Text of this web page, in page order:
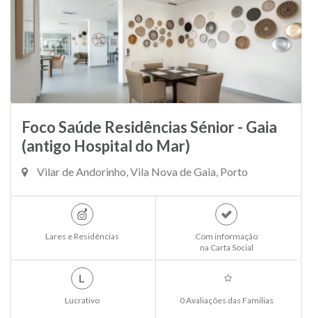
Foco Saúde Residências Sénior - Gaia
(antigo Hospital do Mar)
Vilar de Andorinho, Vila Nova de Gaia, Porto
Lares e Residências
Com informação
na Carta Social
L
Lucrativo 0 Avaliações das Familias